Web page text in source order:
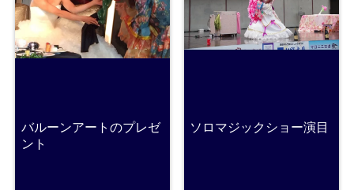
バルーンアートのプレゼ
ント
ソロマジックショー演目